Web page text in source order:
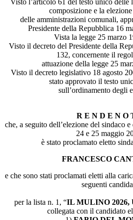
Visto l’articolo 61 del testo unico delle
composizione e la
delle amministrazioni comunali,
Presidente della Repubblica 16
Vista la legge 25 marzo
Visto il decreto del Presidente della
132, concernente il
attuazione della legge 25
Visto il decreto legislativo 18 agosto
stato approvato il testo
sull’ordinamento degli
R E N D E N O
che, a seguito dell’elezione del sindaco
24 e 25 maggio
è stato proclamato eletto
FRANCESCO
e che sono stati proclamati eletti alla
seguenti
per la lista n. 1, “IL MULINO 2026,
collegata con il candidato